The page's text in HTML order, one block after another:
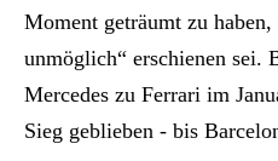
Moment geträumt zu
unmöglich“ erschienen sei.
Mercedes zu Ferrari im
Sieg geblieben - bis